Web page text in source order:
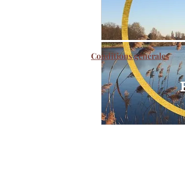
Conditions générales